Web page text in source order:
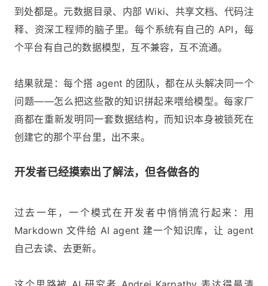
到处都是。元数据目录、内部 Wiki、共享文档、代码注
释、资深工程师的脑子里。每个系统有自己的 API，每
个平台有自己的数据模型，互不兼容，互不流通。
结果就是：每个搭 agent 的团队，都在从头解决同一个
问题——怎么把这些散的知识拼起来喂给模型。每家厂
商都在重新发明同一套数据结构，而知识本身被锁死在
创建它的那个平台里，出不来。
开发者已经摸索出了解法，但各做各的
过去一年，一个模式在开发者中悄悄流行起来：用
Markdown 文件给 AI agent 建一个知识库，让 agent
自己去读、去更新。